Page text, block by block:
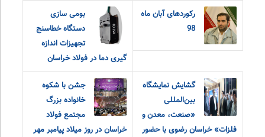
رکوردهای آبان ماه
98
بومی سازی
دستگاه خطاسنج
تجهیزات اندازه
گیری دما در فولاد خراسان
گشایش نمایشگاه
بین‌المللی
«صنعت، معدن و
فلزات» خراسان رضوی با حضور
جشن با شکوه
خانواده بزرگ
مجتمع فولاد
خراسان در روز میلاد پیامبر مهر